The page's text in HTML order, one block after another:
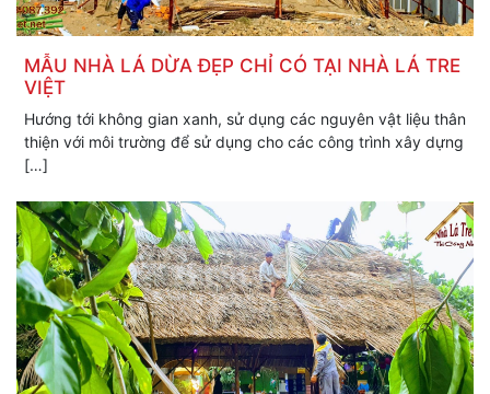
MẪU NHÀ LÁ DỪA ĐẸP CHỈ CÓ TẠI NHÀ LÁ TRE
VIỆT
Hướng tới không gian xanh, sử dụng các nguyên vật liệu thân
thiện với môi trường để sử dụng cho các công trình xây dựng
[…]